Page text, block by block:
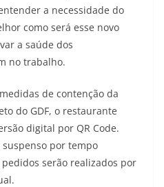
a necessidade do
como será esse novo
a saúde dos
no trabalho.
de contenção da
do GDF, o restaurante
digital por QR Code.
por tempo
serão realizados por